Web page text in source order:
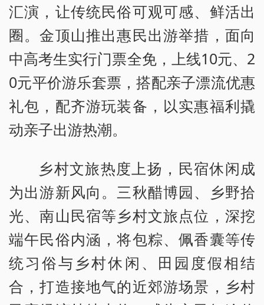
汇演，让传统民俗可观可感、鲜活出
圈。金顶山推出惠民出游举措，面向
中高考生实行门票全免，上线10元、2
0元平价游乐套票，搭配亲子漂流优惠
礼包，配齐游玩装备，以实惠福利撬
动亲子出游热潮。
乡村文旅热度上扬，民宿休闲成
为出游新风向。三秋醋博园、乡野拾
光、南山民宿等乡村文旅点位，深挖
端午民俗内涵，将包粽、佩香囊等传
统习俗与乡村休闲、田园度假相结
合，打造接地气的近郊游场景，乡村